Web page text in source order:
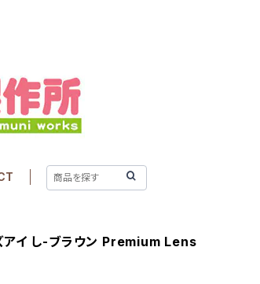
アイ し-ブラウン Premium Lens